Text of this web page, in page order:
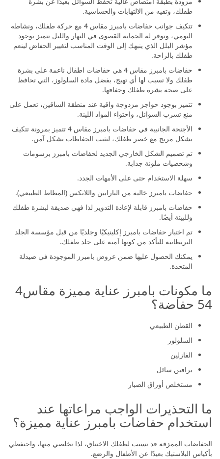
طفلك، وتقيه من الالتهابات والحساسية.
تتكيف جوانب حفاضات بامبرز مقاس 4 مع حركة طفلك، ونشاطه
اليومي، وتوفر له الحماية القصوى في النهار والليل تتميز بوجود
مؤشر البلل الذي ينبهك إلى الوقت المناسب لتغيير الحفاض لينعم
طفلك بالراحة.
حفاضات بامبرز مقاس 4 هي حفاضات اطفال ناعمة على بشرة
طفلك ولا تسبب لها أي تهيج، بفضل مادة السلولوز، التي تحافظ
على صحة بشرة طفلك وجفافها.
تتميز بوجود حواجز مزدوجة واقية عند منطقة الساقين، تعمل على
منع تسرب السوائل، واحتواء المواد اللينة.
الأجنحة الجانبية في حفاضات بامبرز مقاس 4 تتميز بمرونة تتكيف
بشكل مريح مع خصر طفلك، لتثبت الحفاظات بشكل آمن.
تم تصميم الشكل الخارجي الجديد لحفاضات بامبرز برسومات
وشخصيات ملونة جذابة.
سهلة الاستخدام حتى على الأمهات الجدد.
حفاضات بامبرز خالية من البارابين واللاتكس (المطاط الطبيعي).
حفاضات بامبرز قابلة لإعادة التدوير لذا فهي صديقة لبشرة طفلك
وللبيئة أيضًا.
تم اختبار حفاضات بامبرز إكلينيكيًا وجلديًا من قبل مؤسسة الجلد
البريطانية للتأكد من كونها آمنة على جلد طفلك.
يمكنك الحصول عليها ضمن عروض بامبرز الموجودة في صيدلة
المتحدة.
ما مكونات بامبرز عناية مميزة مقاس4
54 حفاضة؟
القطن الطبيعي
السلولوز
الفازلين
برافين سائل
مستخلص أوراق الصبار
ما التحذيرات الواجب مراعاتها عند
استخدام حفاضات بامبرز عناية مميزة؟
الحفاضات الممزقة قد تسبب لطفلك الاختناق، لذا تخلصي منها، واحتفظي
بأكياس البلاستيك بعيدًا عن الأطفال والرضع.